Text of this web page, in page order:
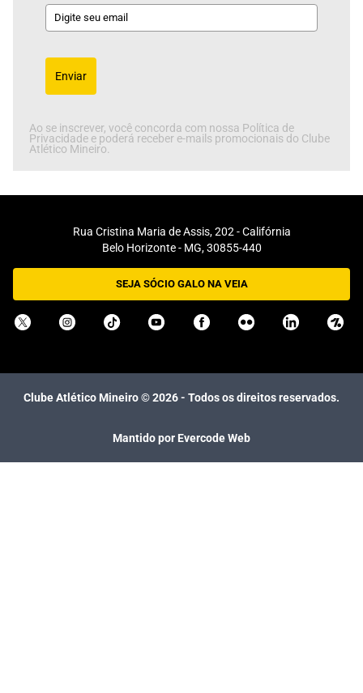
Enviar
Ao se inscrever, você concorda com nossa Política de
Privacidade e poderá receber e-mails promocionais do Clube
Atlético Mineiro.
Rua Cristina Maria de Assis, 202 - Califórnia
Belo Horizonte - MG, 30855-440
SEJA SÓCIO GALO NA VEIA
Clube Atlético Mineiro ©2026- Todos os direitos reservados.
Mantido por Evercode Web